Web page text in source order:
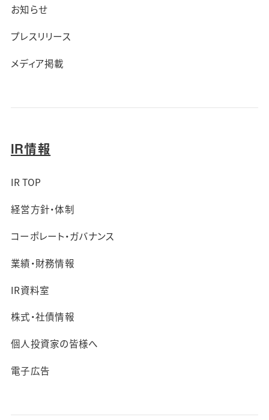
お知らせ
プレスリリース
メディア掲載
IR情報
IR TOP
経営方針・体制
コーポレート・ガバナンス
業績・財務情報
IR資料室
株式・社債情報
個人投資家の皆様へ
電子広告